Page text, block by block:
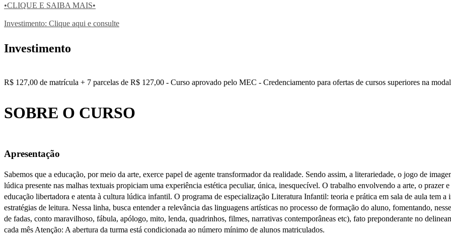
•CLIQUE E SAIBA MAIS•
Investimento: Clique aqui e consulte
Investimento
R$ 127,00 de matrícula + 7 parcelas de R$ 127,00 - Curso aprovado pelo MEC - Credenciamento para ofertas de cursos superiores na
SOBRE O CURSO
Apresentação
Sabemos que a educação, por meio da arte, exerce papel de agente transformador da realidade. Sendo assim, a literariedade, o jogo de
lúdica presente nas malhas textuais propiciam uma experiência estética peculiar, única, inesquecível. O trabalho envolvendo a arte, o prazer
educação libertadora e atenta à cultura lúdica infantil. O programa de especialização Literatura Infantil: teoria e prática em sala de aula tem
estratégias de leitura. Nessa linha, busca entender a relevância das linguagens artísticas no processo de formação do aluno, fomentando,
de fadas, conto maravilhoso, fábula, apólogo, mito, lenda, quadrinhos, filmes, narrativas contemporâneas etc), fato preponderante no
cada mês Atenção: A abertura da turma está condicionada ao número mínimo de alunos matriculados.